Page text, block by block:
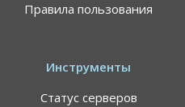
Правила пользования
Инструменты
Статус серверов